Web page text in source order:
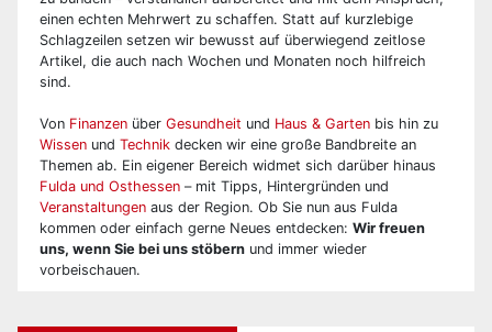
einen echten Mehrwert zu schaffen. Statt auf kurzlebige
Schlagzeilen setzen wir bewusst auf überwiegend zeitlose
Artikel, die auch nach Wochen und Monaten noch hilfreich
sind.
Von Finanzen über Gesundheit und Haus & Garten bis hin zu
Wissen und Technik decken wir eine große Bandbreite an
Themen ab. Ein eigener Bereich widmet sich darüber hinaus
Fulda und Osthessen – mit Tipps, Hintergründen und
Veranstaltungen aus der Region. Ob Sie nun aus Fulda
kommen oder einfach gerne Neues entdecken: Wir freuen
uns, wenn Sie bei uns stöbern und immer wieder
vorbeischauen.